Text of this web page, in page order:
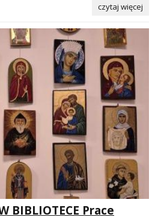
czytaj więcej
BIBLIOTECE Prace